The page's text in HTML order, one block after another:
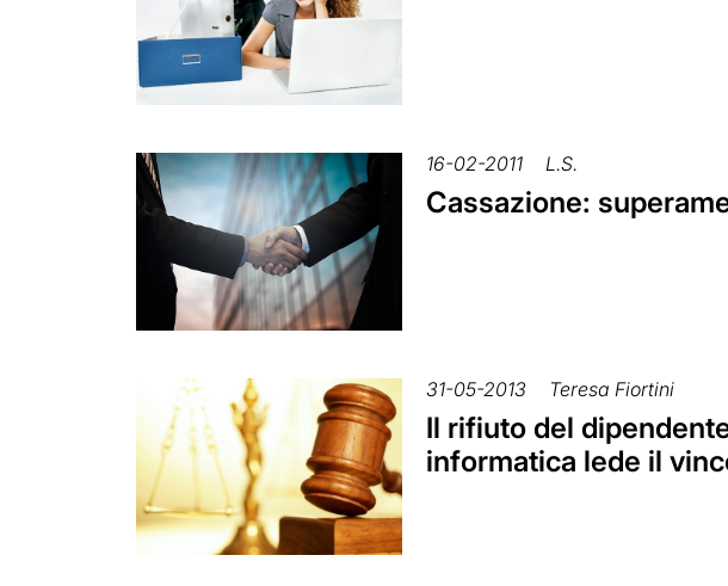
16-02-2011 L.S.
Cassazione:
31-05-2013 Teresa Fiortini
Il rifiuto del
informatica lede il